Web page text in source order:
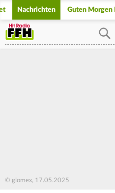
Nachrichten Guten Morgen
© glomex, 17.05.2025